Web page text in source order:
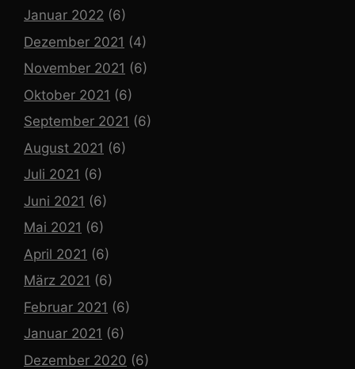
Januar 2022 (6)
Dezember 2021 (4)
November 2021 (6)
Oktober 2021 (6)
September 2021 (6)
August 2021 (6)
Juli 2021 (6)
Juni 2021 (6)
Mai 2021 (6)
April 2021 (6)
März 2021 (6)
Februar 2021 (6)
Januar 2021 (6)
Dezember 2020 (6)